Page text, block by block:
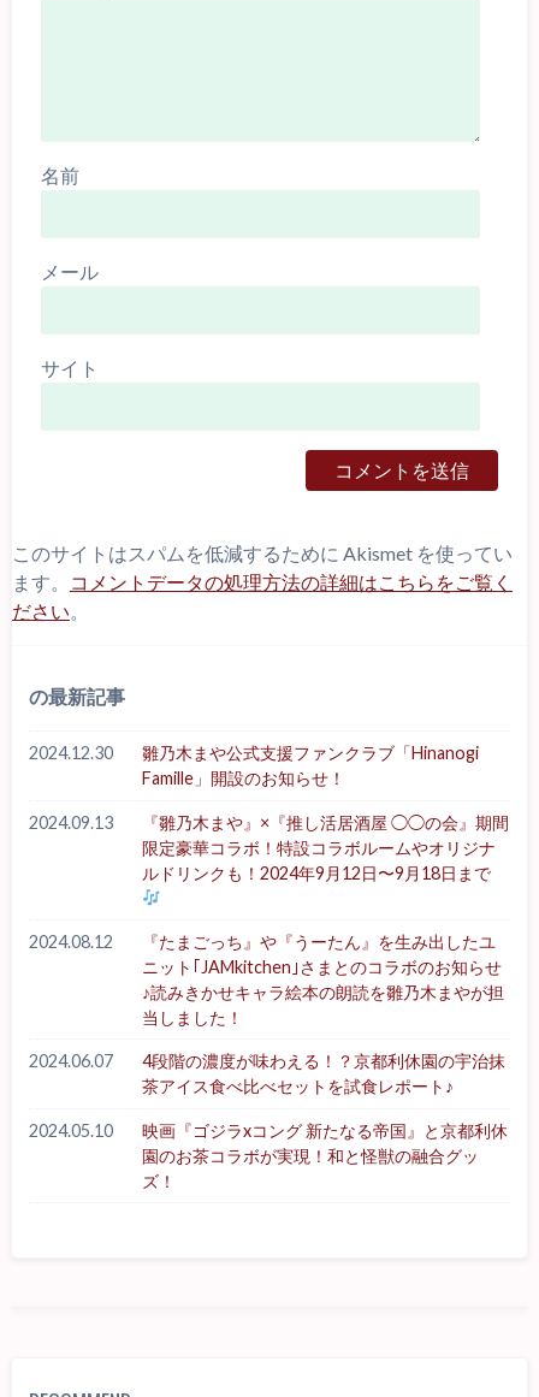
名前
メール
サイト
このサイトはスパムを低減するために Akismet を使ってい
ます。
コメントデータの処理方法の詳細はこちらをご覧く
ださい
の最新記事
2024.12.30
雛乃木まや公式支援ファンクラブ「Hinanogi
Famille」開設のお知らせ！
2024.09.13
『雛乃木まや』×『推し活居酒屋 ◯◯の会』期間
限定豪華コラボ！特設コラボルームやオリジナ
ルドリンクも！2024年9月12日〜9月18日まで
2024.08.12
『たまごっち』や『うーたん』を生み出したユ
ニット｢JAMkitchen｣さまとのコラボのお知らせ
♪読みきかせキャラ絵本の朗読を雛乃木まやが担
当しました！
2024.06.07
4段階の濃度が味わえる！？京都利休園の宇治抹
茶アイス食べ比べセットを試食レポート♪
2024.05.10
映画『ゴジラxコング 新たなる帝国』と京都利休
園のお茶コラボが実現！和と怪獣の融合グッ
ズ！